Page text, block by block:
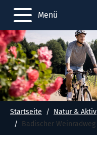
Menü
Startseite Natur & Aktiv
Badischer Weinradweg